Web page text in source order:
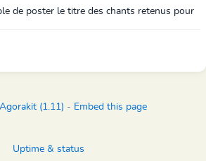
de poster le titre des chants retenus pour
Agorakit (1.11) - Embed this page
Uptime & status